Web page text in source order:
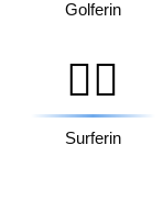
Golferin
🏄‍♀️
Surferin